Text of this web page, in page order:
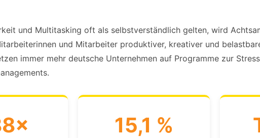
und Multitasking oft als selbstverständlich gelten, wird
und Mitarbeiter produktiver, kreativer und
immer mehr deutsche Unternehmen auf Programme zur
15,1 %